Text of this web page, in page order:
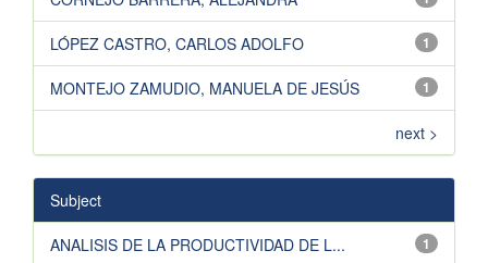
1
LÓPEZ CASTRO, CARLOS ADOLFO
1
MONTEJO ZAMUDIO, MANUELA DE JESÚS
next >
Subject
1
ANALISIS DE LA PRODUCTIVIDAD DE L...